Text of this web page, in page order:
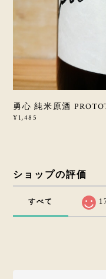
勇心 純米原酒
¥1,485
ショップの評価
すべて